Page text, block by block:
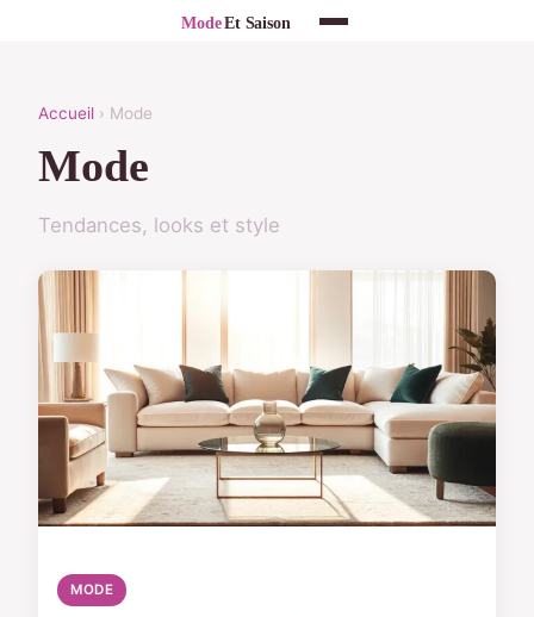
Accueil › Mode
Mode
Tendances, looks et style
MODE